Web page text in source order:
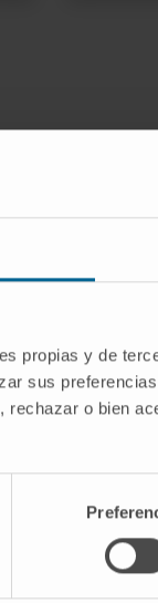
propias y de
sus
rechazar o bien
pulmón y tabaco
DE PULMÓN